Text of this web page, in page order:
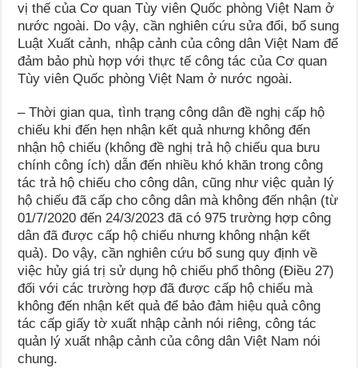
vị thế của Cơ quan Tùy viên Quốc phòng Việt Nam ở
nước ngoài. Do vậy, cần nghiên cứu sửa đổi, bổ sung
Luật Xuất cảnh, nhập cảnh của công dân Việt Nam để
đảm bảo phù hợp với thực tế công tác của Cơ quan
Tùy viên Quốc phòng Việt Nam ở nước ngoài.
– Thời gian qua, tình trạng công dân đề nghị cấp hộ
chiếu khi đến hẹn nhận kết quả nhưng không đến
nhận hộ chiếu (không đề nghị trả hộ chiếu qua bưu
chính công ích) dẫn đến nhiều khó khăn trong công
tác trả hộ chiếu cho công dân, cũng như việc quản lý
hộ chiếu đã cấp cho công dân mà không đến nhận (từ
01/7/2020 đến 24/3/2023 đã có 975 trường hợp công
dân đã được cấp hộ chiếu nhưng không nhận kết
quả). Do vậy, cần nghiên cứu bổ sung quy định về
việc hủy giá trị sử dụng hộ chiếu phổ thông (Điều 27)
đối với các trường hợp đã được cấp hộ chiếu mà
không đến nhận kết quả để bảo đảm hiệu quả công
tác cấp giấy tờ xuất nhập cảnh nói riêng, công tác
quản lý xuất nhập cảnh của công dân Việt Nam nói
chung.